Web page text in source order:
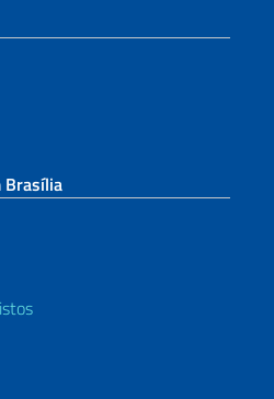
Brasília